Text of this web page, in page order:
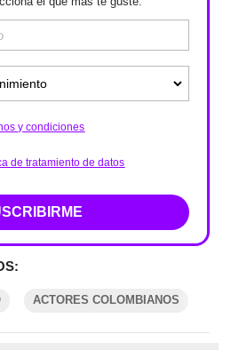
y condiciones
de tratamiento de datos
ACTORES COLOMBIANOS